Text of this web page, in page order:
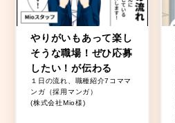
やりがいもあって楽し
そうな職場！ぜひ応募
したい！が伝わる
１日の流れ、職種紹介7コママ
ンガ（採用マンガ）
(株式会社Mio様)